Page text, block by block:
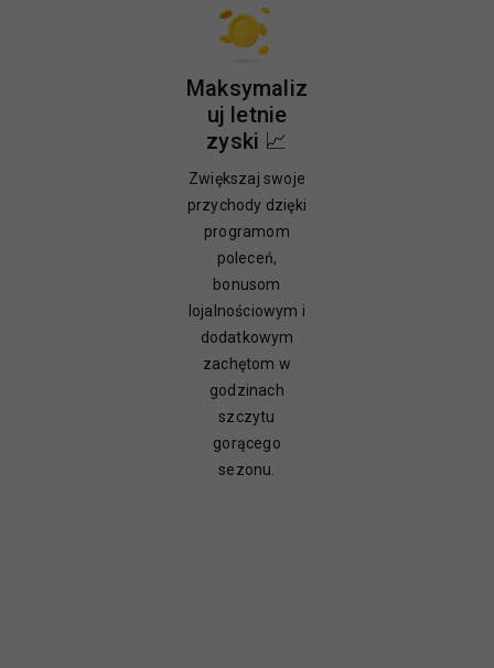
Maksymaliz
uj letnie
zyski 📈
Zwiększaj swoje
przychody dzięki
programom
poleceń,
bonusom
lojalnościowym i
dodatkowym
zachętom w
godzinach
szczytu
gorącego
sezonu.